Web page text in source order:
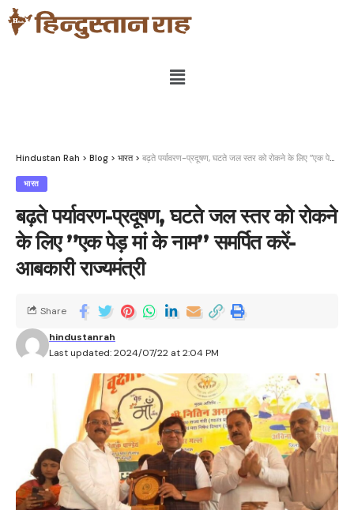
Hindustan Rah > Blog > भारत> बढ़ते पर्यावरण-प्रदूषण, घटते जल स्तर को रोकने के लिए ’’एक पेड़ मां के नाम’’ समर्पित करें-आबकारी राज्यमंत्री
भारत
बढ़ते पर्यावरण-प्रदूषण, घटते जल स्तर को रोकने
के लिए ’’एक पेड़ मां के नाम’’ समर्पित करें-
आबकारी राज्यमंत्री
Last updated: 2024/07/22 at 2:04 PM
hindustanrah
Share